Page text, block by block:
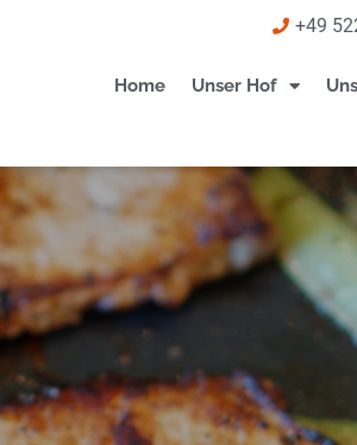
+49
Home Unser Hof